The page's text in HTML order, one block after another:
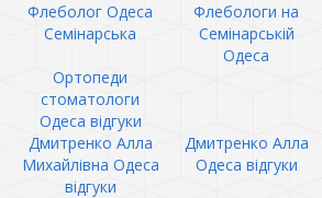
Флеболог Одеса
Семінарська
Флебологи на
Семінарській
Одеса
Ортопеди
стоматологи
Одеса відгуки
Дмитренко Алла
Михайлівна Одеса
відгуки
Дмитренко Алла
Одеса відгуки